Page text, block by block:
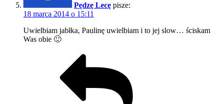
Pędzę Lecę pisze:
18 marca 2014 o 15:11
Uwielbiam jabłka, Paulinę uwielbiam i to jej slow… ściskam
Was obie 🙂